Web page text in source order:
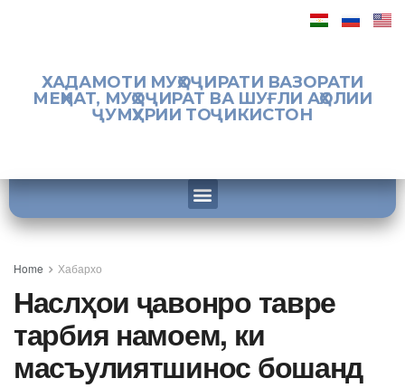
ХАДАМОТИ МУҲОҶИРАТИ ВАЗОРАТИ
МЕҲНАТ, МУҲОҶИРАТ ВА ШУҒЛИ АҲОЛИИ
ҶУМҲУРИИ ТОҶИКИСТОН
Home Хабархо
Наслҳои ҷавонро тавре
тарбия намоем, ки
масъулиятшинос бошанд